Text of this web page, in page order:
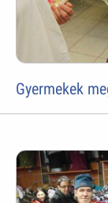
Gyermekek